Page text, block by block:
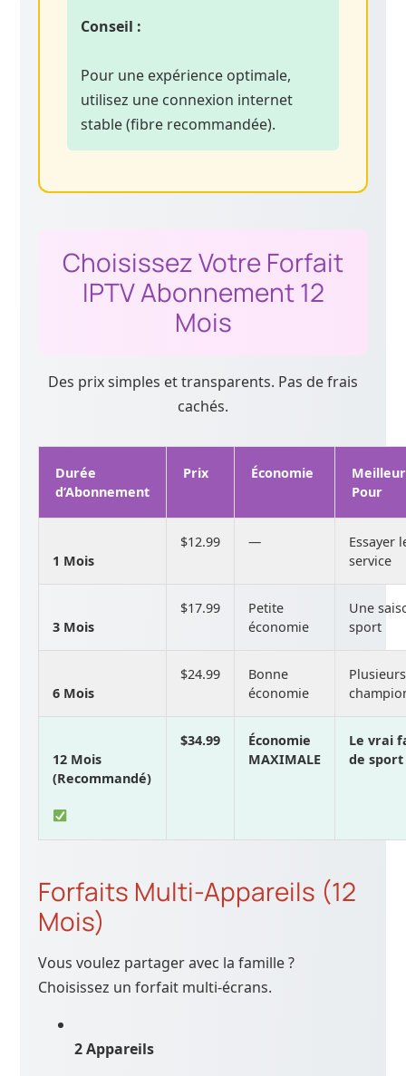
Conseil :
Pour une expérience optimale,
utilisez une connexion internet
stable (fibre recommandée).
Choisissez Votre Forfait
IPTV Abonnement 12
Mois
Des prix simples et transparents. Pas de frais
cachés.
Durée
d’Abonnement
Prix Économie
Meilleur
Pour
1 Mois
$12.99 —
Essayer
service
3 Mois
$17.99
Petite
économie
Une
sport
6 Mois
$24.99
Bonne
économie
Plusieurs
12 Mois
(Recommandé)
$34.99
Économie
MAXIMALE
Le vrai
de sport
Forfaits Multi-Appareils (12
Mois)
Vous voulez partager avec la famille ?
Choisissez un forfait multi-écrans.
2 Appareils